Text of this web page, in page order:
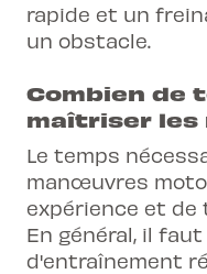
rapide et un
un obstacle.
Combien de
maîtriser les
Le temps
manœuvres
expérience et de
En général, il
d'entraînement